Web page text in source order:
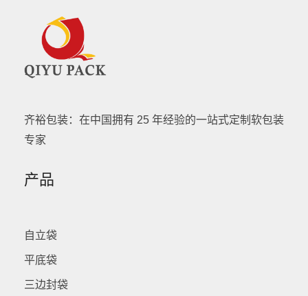
齐裕包装：在中国拥有 25 年经验的一站式定制软包装
专家
产品
自立袋
平底袋
三边封袋